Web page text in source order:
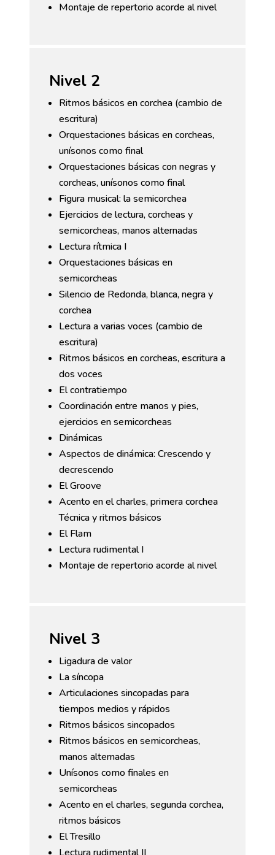
Montaje de repertorio acorde al nivel
Nivel 2
Ritmos básicos en corchea (cambio de
escritura)
Orquestaciones básicas en corcheas,
unísonos como final
Orquestaciones básicas con negras y
corcheas, unísonos como final
Figura musical: la semicorchea
Ejercicios de lectura, corcheas y
semicorcheas, manos alternadas
Lectura rítmica I
Orquestaciones básicas en
semicorcheas
Silencio de Redonda, blanca, negra y
corchea
Lectura a varias voces (cambio de
escritura)
Ritmos básicos en corcheas, escritura a
dos voces
El contratiempo
Coordinación entre manos y pies,
ejercicios en semicorcheas
Dinámicas
Aspectos de dinámica: Crescendo y
decrescendo
El Groove
Acento en el charles, primera corchea
Técnica y ritmos básicos
El Flam
Lectura rudimental I
Montaje de repertorio acorde al nivel
Nivel 3
Ligadura de valor
La síncopa
Articulaciones sincopadas para
tiempos medios y rápidos
Ritmos básicos sincopados
Ritmos básicos en semicorcheas,
manos alternadas
Unísonos como finales en
semicorcheas
Acento en el charles, segunda corchea,
ritmos básicos
El Tresillo